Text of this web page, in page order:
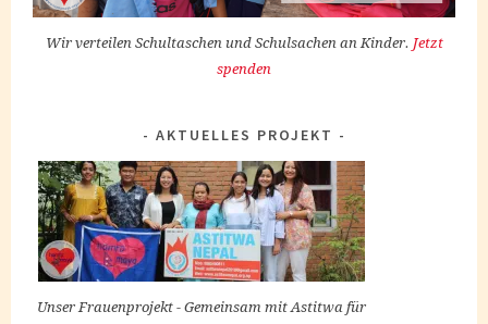
Wir verteilen Schultaschen und Schulsachen an Kinder. Jetzt
spenden
AKTUELLES PROJEKT
Unser Frauenprojekt - Gemeinsam mit Astitwa für